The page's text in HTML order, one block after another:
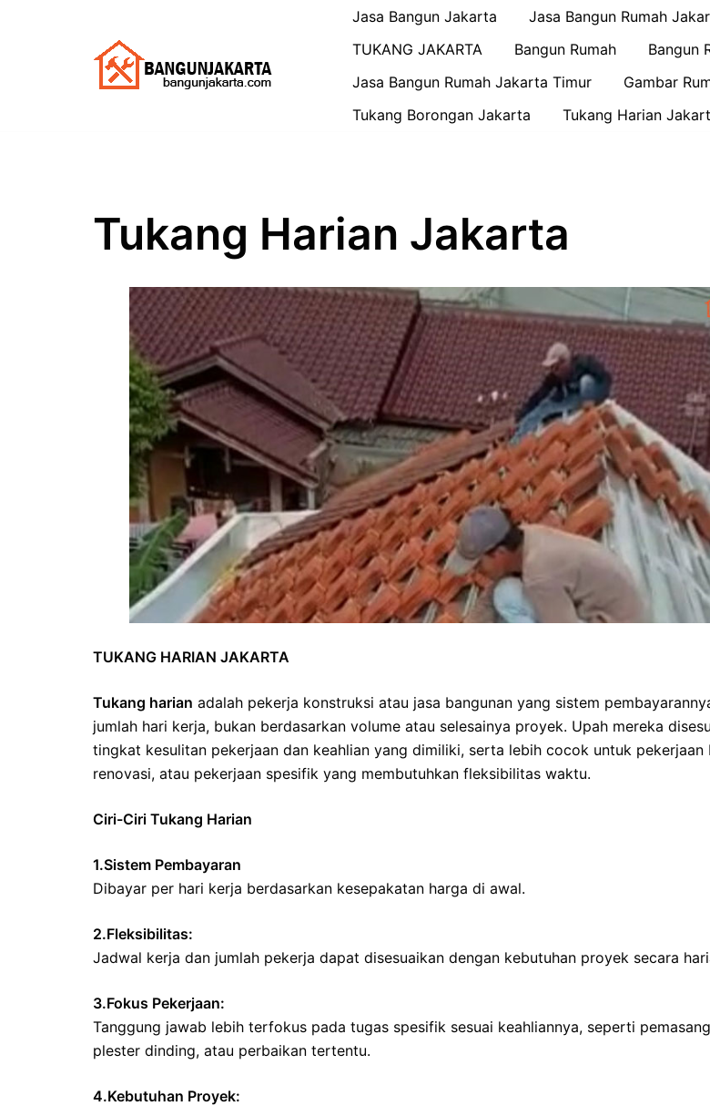
Jasa Bangun Jakarta Jasa Bangun Rumah
TUKANG JAKARTA
Bangun Rumah
Bangun
Jasa Bangun Rumah Jakarta Timur
Gambar
Tukang Borongan Jakarta
Tukang Harian
Tukang Harian Jakarta
TUKANG HARIAN JAKARTA
Tukang harian adalah pekerja konstruksi atau jasa bangunan yang sistem
jumlah hari kerja, bukan berdasarkan volume atau selesainya proyek. Upah mereka
tingkat kesulitan pekerjaan dan keahlian yang dimiliki, serta lebih cocok untuk pekerjaan
renovasi, atau pekerjaan spesifik yang membutuhkan fleksibilitas waktu.
Ciri-Ciri Tukang Harian
1.Sistem Pembayaran
Dibayar per hari kerja berdasarkan kesepakatan harga di awal.
2.Fleksibilitas:
Jadwal kerja dan jumlah pekerja dapat disesuaikan dengan kebutuhan proyek secara
3.Fokus Pekerjaan:
Tanggung jawab lebih terfokus pada tugas spesifik sesuai keahliannya, seperti
plester dinding, atau perbaikan tertentu.
4.Kebutuhan Proyek: